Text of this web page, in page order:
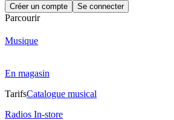
Créer un compte Se connecter
Parcourir
Musique
En magasin
TarifsCatalogue musical
Radios In-store